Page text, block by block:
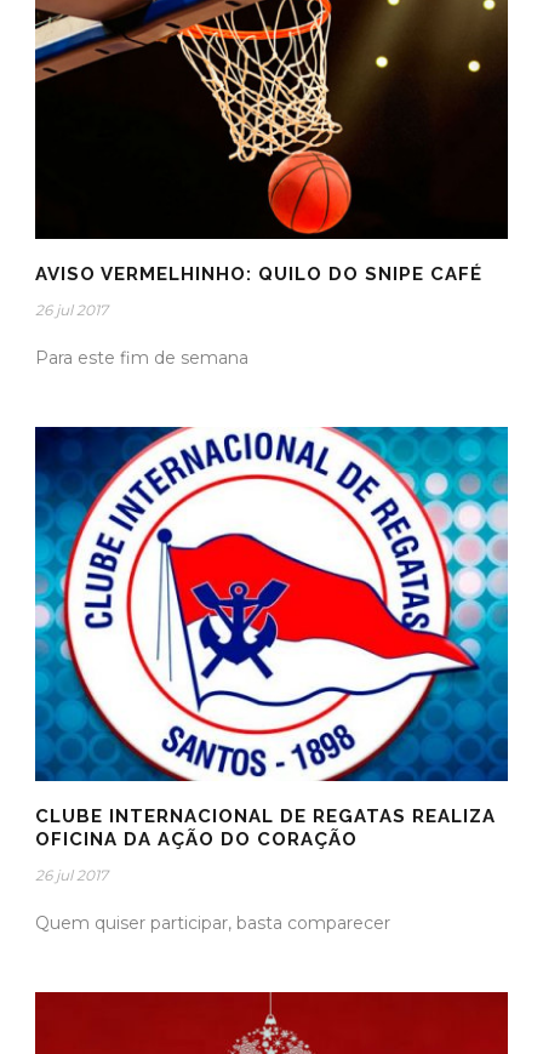
AVISO VERMELHINHO: QUILO DO SNIPE CAFÉ
26 jul 2017
Para este fim de semana
CLUBE INTERNACIONAL DE REGATAS REALIZA
OFICINA DA AÇÃO DO CORAÇÃO
26 jul 2017
Quem quiser participar, basta comparecer